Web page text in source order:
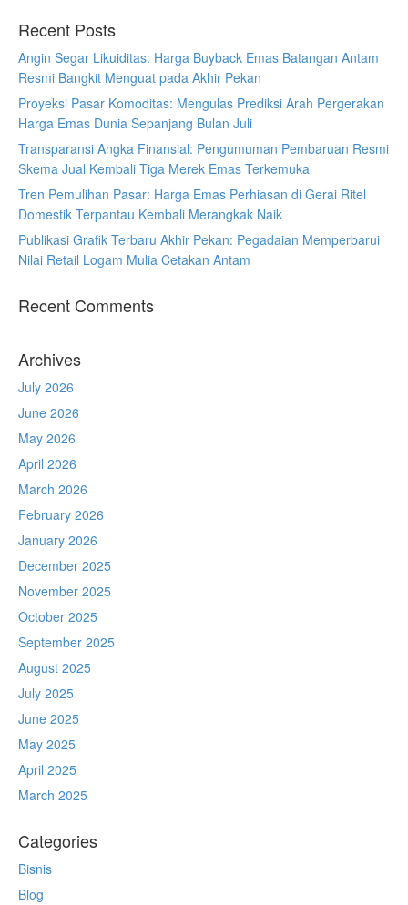
Recent Posts
Angin Segar Likuiditas: Harga Buyback Emas Batangan Antam
Resmi Bangkit Menguat pada Akhir Pekan
Proyeksi Pasar Komoditas: Mengulas Prediksi Arah Pergerakan
Harga Emas Dunia Sepanjang Bulan Juli
Transparansi Angka Finansial: Pengumuman Pembaruan Resmi
Skema Jual Kembali Tiga Merek Emas Terkemuka
Tren Pemulihan Pasar: Harga Emas Perhiasan di Gerai Ritel
Domestik Terpantau Kembali Merangkak Naik
Publikasi Grafik Terbaru Akhir Pekan: Pegadaian Memperbarui
Nilai Retail Logam Mulia Cetakan Antam
Recent Comments
Archives
July 2026
June 2026
May 2026
April 2026
March 2026
February 2026
January 2026
December 2025
November 2025
October 2025
September 2025
August 2025
July 2025
June 2025
May 2025
April 2025
March 2025
Categories
Bisnis
Blog